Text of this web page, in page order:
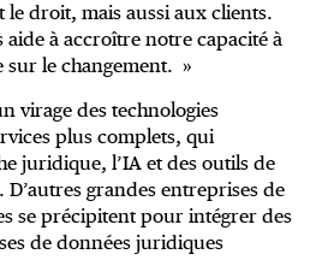
droit, mais aussi aux clients.
aide à accroître notre capacité à
le changement. »
virage des technologies
plus complets, qui
juridique, l’IA et des outils de
grandes entreprises de
se précipitent pour intégrer des
de données juridiques